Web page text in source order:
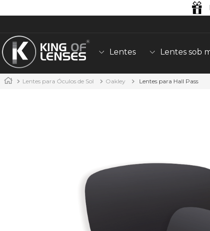
Lentes Lentes sob
Lentes para Óculos de Sol Oakley Lentes para Hall Pass